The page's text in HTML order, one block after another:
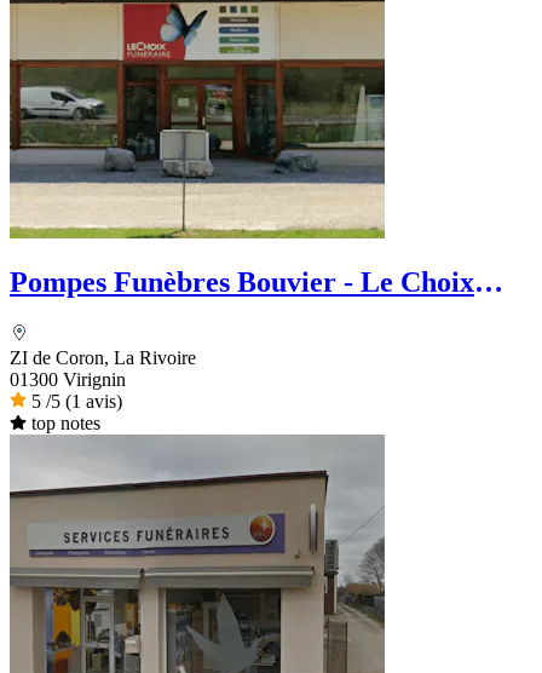
Pompes Funèbres Bouvier - Le Choix
ZI de Coron, La Rivoire
01300 Virignin
5 /5 (1 avis)
top notes